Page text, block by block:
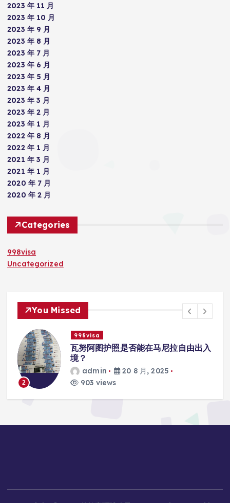
2023 年 11 月
2023 年 10 月
2023 年 9 月
2023 年 8 月
2023 年 7 月
2023 年 6 月
2023 年 5 月
2023 年 4 月
2023 年 3 月
2023 年 2 月
2023 年 1 月
2022 年 8 月
2022 年 1 月
2021 年 3 月
2021 年 1 月
2020 年 7 月
2020 年 2 月
Categories
998visa
Uncategorized
You Missed
否能在马尼拉自由出入
20 8 月, 2025
3
瓦努阿图护照是否
admin